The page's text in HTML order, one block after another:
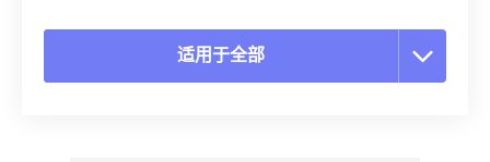
适用于全部